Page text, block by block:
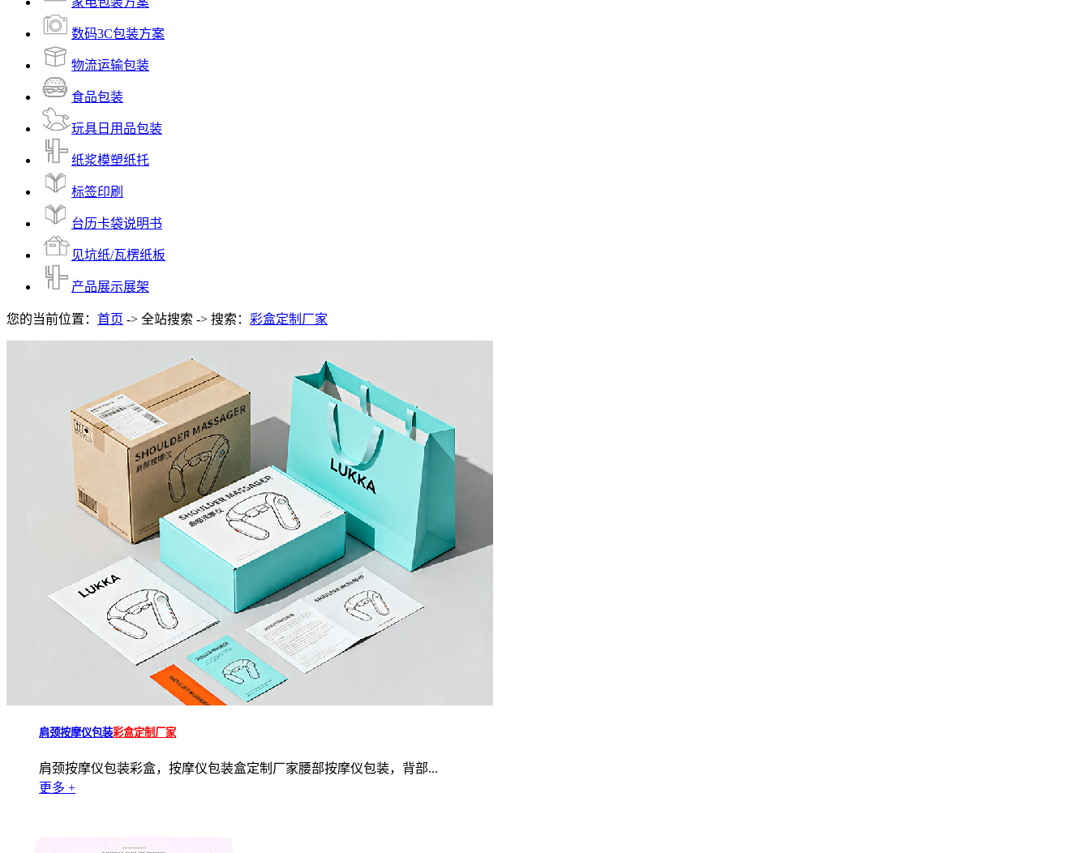
数码3C包装方案
物流运输包装
食品包装
玩具日用品包装
纸浆模塑纸托
标签印刷
台历卡袋说明书
见坑纸/瓦楞纸板
产品展示展架
您的当前位置： 首页 -> 全站搜索 -> 搜索： 彩盒定制厂家
肩颈按摩仪包装彩盒定制厂家
肩颈按摩仪包装彩盒，按摩仪包装盒定制厂家腰部按摩仪包装，背部...
更多 +